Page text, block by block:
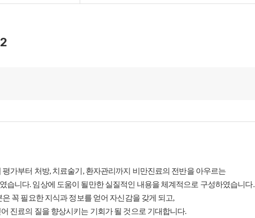
평가부터 처방, 치료술기, 환자관리까지 비만진료의 전반을 아우르는
습니다. 임상에 도움이 될만한 실질적인 내용을 체계적으로 구성하였습니다.
꼭 필요한 지식과 정보를 얻어 자신감을 갖게 되고,
진료의 질을 향상시키는 기회가 될 것으로 기대합니다.